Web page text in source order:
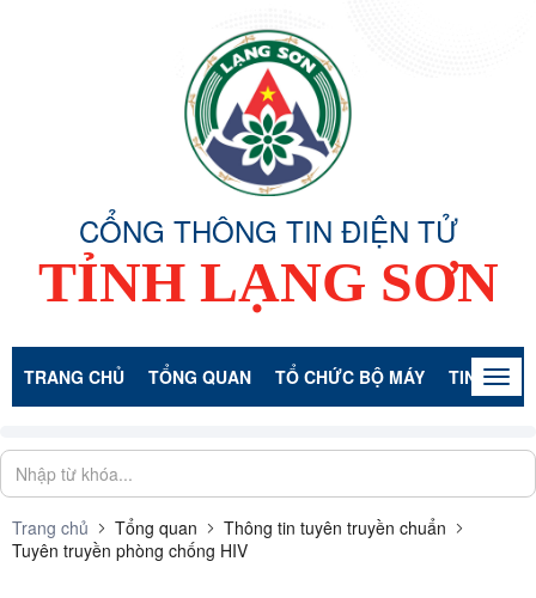
CỔNG THÔNG TIN ĐIỆN TỬ
TỈNH LẠNG SƠN
TRANG CHỦ TỔNG QUAN TỔ CHỨC BỘ MÁY TIN TỨC -
Trang chủ Tổng quan
Thông tin tuyên truyền chuẩn
Tuyên truyền phòng chống HIV